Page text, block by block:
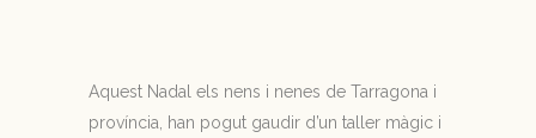
Aquest Nadal els nens i nenes de Tarragona i
província, han pogut gaudir d’un taller màgic i